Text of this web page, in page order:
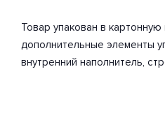
Товар упакован в
дополнительные элементы
внутренний наполнитель,